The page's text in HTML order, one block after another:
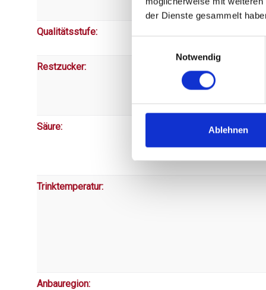
der Dienste gesammelt
Notwendig
Ablehnen
Qualitätsstufe:
Restzucker:
Säure:
Trinktemperatur:
Anbauregion: